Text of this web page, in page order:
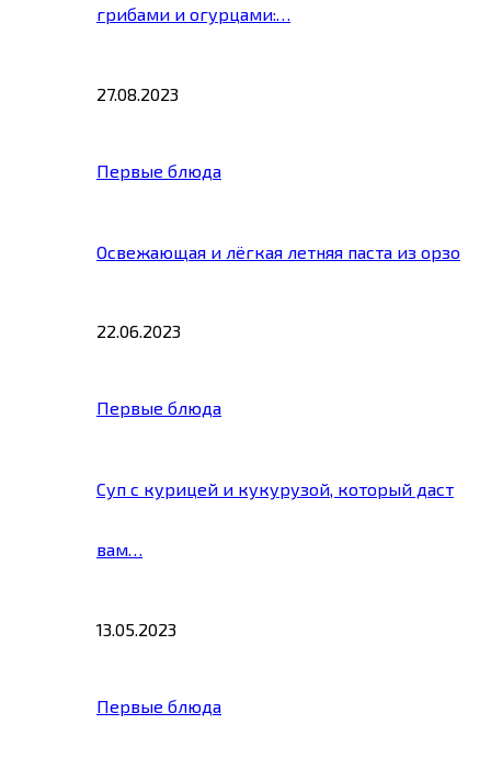
грибами и огурцами:…
27.08.2023
Первые блюда
Освежающая и лёгкая летняя паста из орзо
22.06.2023
Первые блюда
Суп с курицей и кукурузой, который даст
вам…
13.05.2023
Первые блюда